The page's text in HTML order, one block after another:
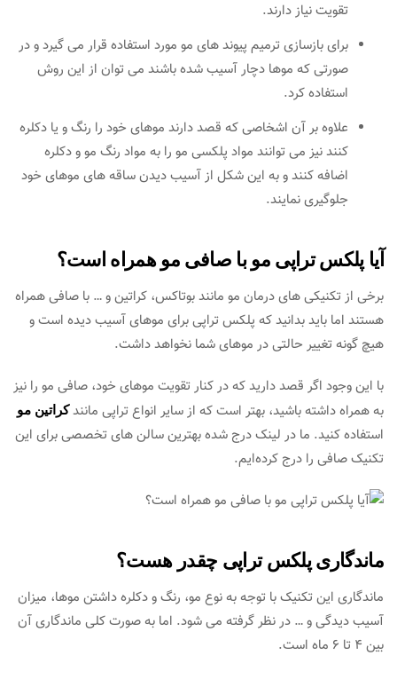
تقویت نیاز دارند.
برای بازسازی ترمیم پیوند های مو مورد استفاده قرار می گیرد و در
صورتی که موها دچار آسیب شده باشند می توان از این روش
استفاده کرد.
علاوه بر آن اشخاصی که قصد دارند موهای خود را رنگ و یا دکلره
کنند نیز می توانند مواد پلکسی مو را به مواد رنگ مو و دکلره
اضافه کنند و به این شکل از آسیب دیدن ساقه های موهای خود
جلوگیری نمایند.
آیا پلکس تراپی مو با صافی مو همراه است؟
برخی از تکنیکی های درمان مو مانند بوتاکس، کراتین و … با صافی همراه
هستند اما باید بدانید که پلکس تراپی برای موهای آسیب دیده است و
هیچ گونه تغییر حالتی در موهای شما نخواهد داشت.
با این وجود اگر قصد دارید که در کنار تقویت موهای خود، صافی مو را نیز
به همراه داشته باشید، بهتر است که از سایر انواع تراپی مانندکراتین مو
استفاده کنید. ما در لینک درج شده بهترین سالن های تخصصی برای این
تکنیک صافی را درج کرده‌ایم.
ماندگاری پلکس تراپی چقدر هست؟
ماندگاری این تکنیک با توجه به نوع مو، رنگ و دکلره داشتن موها، میزان
آسیب دیدگی و … در نظر گرفته می شود. اما به صورت کلی ماندگاری آن
بین 4 تا 6 ماه است.